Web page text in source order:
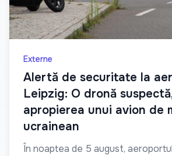
Externe
Alertă de securitate la
Leipzig: O dronă
apropierea unui avion de
ucrainean
În noaptea de 5 august,